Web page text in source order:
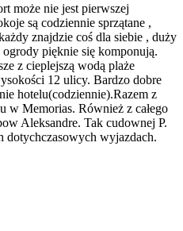
może nie jest pierwszej
są codziennie sprzątane ,
znajdzie coś dla siebie , duży
pięknie się komponują.
z cieplejszą wodą plaże
12 ulicy. Bardzo dobre
hotelu(codziennie).Razem z
w Memorias. Również z całego
Aleksandre. Tak cudownej P.
dotychczasowych wyjazdach.